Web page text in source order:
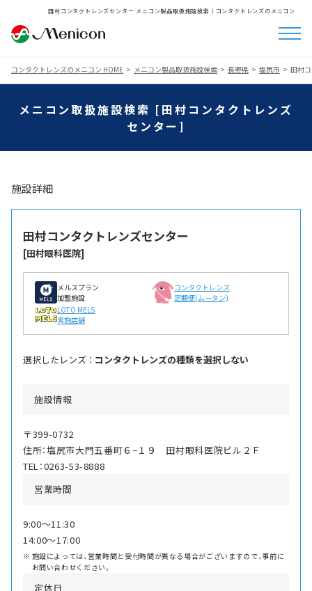
田村コンタクトレンズセンター メニコン製品取扱施設検索│コンタクトレンズのメニコン
コンタクトレンズのメニコン HOME メニコン製品取扱施設検索 長野県 塩尻市 田村
メニコン取扱施設検索 [田村コンタクトレンズ
センター]
施設詳細
田村コンタクトレンズセンター
[田村眼科医院]
メルスプラン
加盟施設
コンタクトレンズ
定期便(ムータン)
LOTO MELS
実施店舗
選択したレンズ ： コンタクトレンズの種類を選択しない
施設情報
〒399-0732
住所：塩尻市大門五番町６−１９ 田村眼科医院ビル２Ｆ
TEL：0263-53-8888
営業時間
9:00〜11:30
14:00〜17:00
施設によっては、営業時間と受付時間が異なる場合がございますので、事前に
お問い合わせください。
定休日